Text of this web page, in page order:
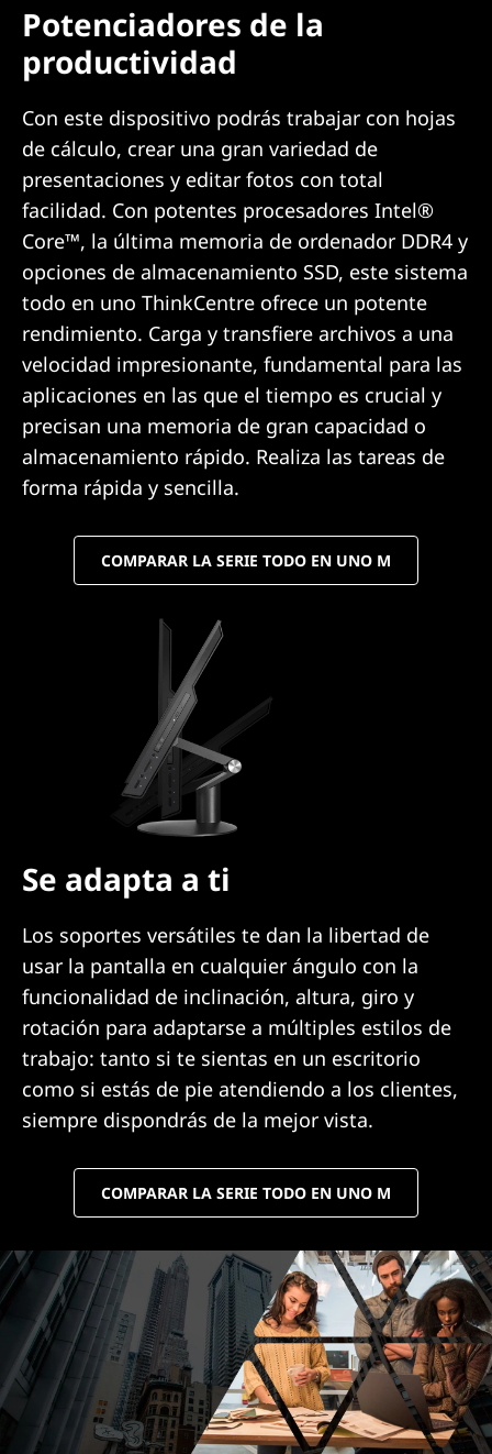
Potenciadores de la
productividad
Con este dispositivo podrás trabajar con hojas
de cálculo, crear una gran variedad de
presentaciones y editar fotos con total
facilidad. Con potentes procesadores Intel®
Core™, la última memoria de ordenador DDR4 y
opciones de almacenamiento SSD, este sistema
todo en uno ThinkCentre ofrece un potente
rendimiento. Carga y transfiere archivos a una
velocidad impresionante, fundamental para las
aplicaciones en las que el tiempo es crucial y
precisan una memoria de gran capacidad o
almacenamiento rápido. Realiza las tareas de
forma rápida y sencilla.
COMPARAR LA SERIE TODO EN UNO M
Se adapta a ti
Los soportes versátiles te dan la libertad de
usar la pantalla en cualquier ángulo con la
funcionalidad de inclinación, altura, giro y
rotación para adaptarse a múltiples estilos de
trabajo: tanto si te sientas en un escritorio
como si estás de pie atendiendo a los clientes,
siempre dispondrás de la mejor vista.
COMPARAR LA SERIE TODO EN UNO M